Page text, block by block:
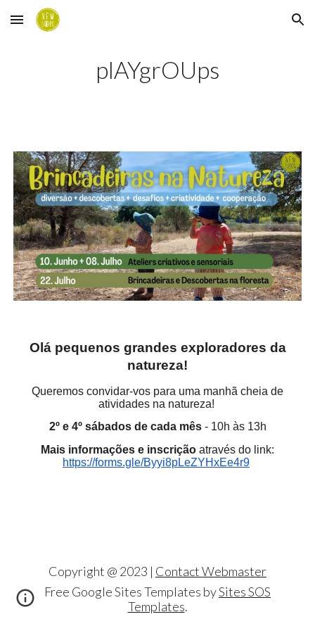
Skip to main content Skip to navigation
plAYgrOUps
Olá pequenos grandes exploradores da
natureza!
Queremos convidar-vos para uma manhã cheia de
atividades na natureza!
2º e 4º sábados de cada mês- 10h às 13h
Mais informações e inscrição através do link:
https://forms.gle/Byyi8pLeZYHxEe4r9
Copyright @ 2023 | Contact Webmaster
Free Google Sites Templates bySites SOS
Templates.